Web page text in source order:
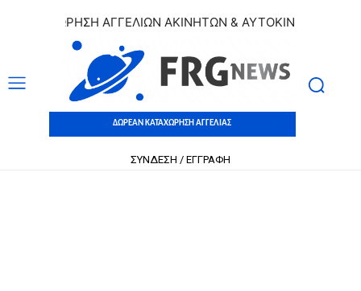
ΑΓΓΕΛΙΩΝ ΑΚΙΝΗΤΩΝ & ΑΥΤΟΚΙΝΗΤΩΝ |
ΔΩΡΕΑΝ ΚΑΤΑΧΩΡΗΣΗ ΑΓΓΕΛΙΑΣ
ΣΥΝΔΕΣΗ / ΕΓΓΡΑΦΗ